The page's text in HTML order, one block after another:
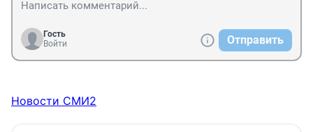
Гость
Войти
Отправить
Новости СМИ2